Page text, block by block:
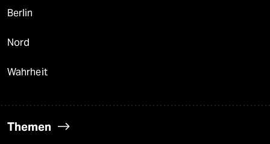
Berlin
Nord
Wahrheit
Themen